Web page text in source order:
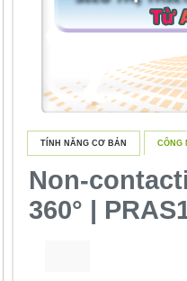
TÍNH NĂNG CƠ BẢN CÔNG
Non-
360° |